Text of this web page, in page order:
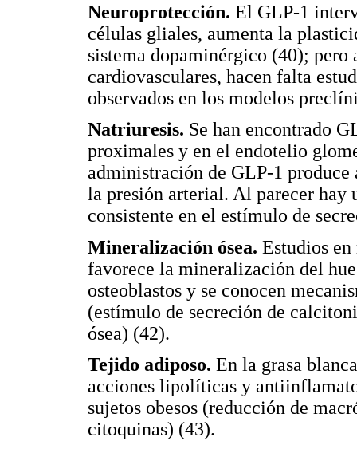
Neuroprotección. El GLP-1
células gliales, aumenta la
sistema dopaminérgico (40); pero
cardiovasculares, hacen falta
observados en los modelos
Natriuresis. Se han encontrado
proximales y en el endotelio
administración de GLP-1
la presión arterial. Al parecer
consistente en el estímulo de
Mineralización ósea. Estudios
favorece la mineralización del
osteoblastos y se conocen
(estímulo de secreción de
ósea) (42).
Tejido adiposo. En la grasa
acciones lipolíticas y
sujetos obesos (reducción de
citoquinas) (43).